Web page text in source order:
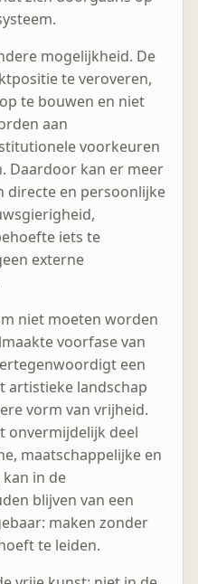
mogelijkheid. De
te veroveren,
te bouwen en niet
aan
voorkeuren
Daardoor kan er meer
directe en persoonlijke
iets te
externe
niet moeten worden
voorfase van
een
artistieke landschap
vorm van vrijheid.
onvermijdelijk deel
maatschappelijke en
in de
blijven van een
maken zonder
te leiden.